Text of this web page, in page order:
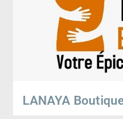
LANAYA